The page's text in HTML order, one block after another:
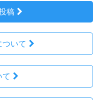
稿
ついて
て